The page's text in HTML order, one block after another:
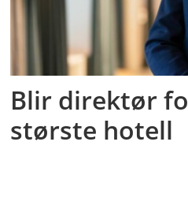
Blir direktør
største hotell